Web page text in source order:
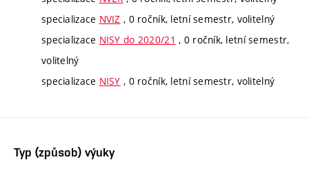
specializace NVIZ , 0 ročník, letní semestr, volitelný
specializace NISY do 2020/21 , 0 ročník, letní semestr,
volitelný
specializace NISY , 0 ročník, letní semestr, volitelný
Typ (způsob) výuky